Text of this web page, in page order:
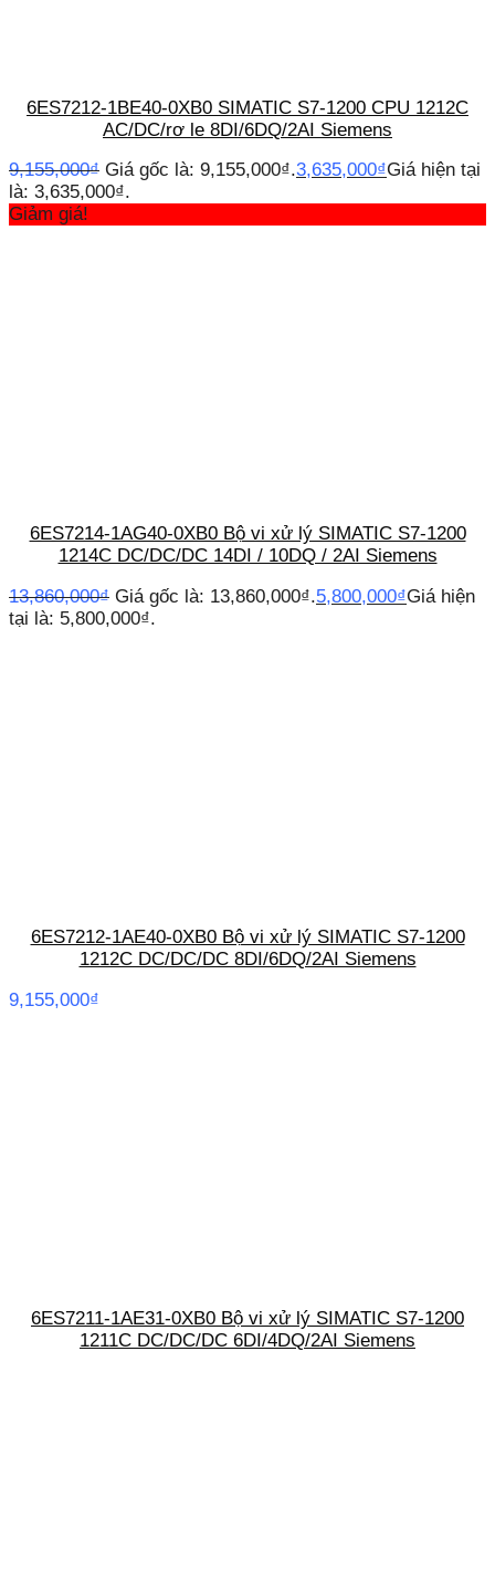
6ES7212-1BE40-0XB0 SIMATIC S7-1200 CPU 1212C
AC/DC/rơ le 8DI/6DQ/2AI Siemens
9,155,000₫ Giá gốc là: 9,155,000₫.3,635,000₫Giá hiện tại
là: 3,635,000₫.
Giảm giá!
6ES7214-1AG40-0XB0 Bộ vi xử lý SIMATIC S7-1200
1214C DC/DC/DC 14DI / 10DQ / 2AI Siemens
13,860,000₫ Giá gốc là: 13,860,000₫.5,800,000₫Giá hiện
tại là: 5,800,000₫.
6ES7212-1AE40-0XB0 Bộ vi xử lý SIMATIC S7-1200
1212C DC/DC/DC 8DI/6DQ/2AI Siemens
9,155,000₫
6ES7211-1AE31-0XB0 Bộ vi xử lý SIMATIC S7-1200
1211C DC/DC/DC 6DI/4DQ/2AI Siemens